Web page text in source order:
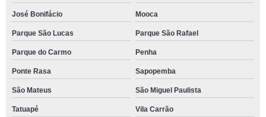
José Bonifácio Mooca
Parque São Lucas Parque São Rafael
Parque do Carmo Penha
Ponte Rasa Sapopemba
São Mateus São Miguel Paulista
Tatuapé Vila Carrão